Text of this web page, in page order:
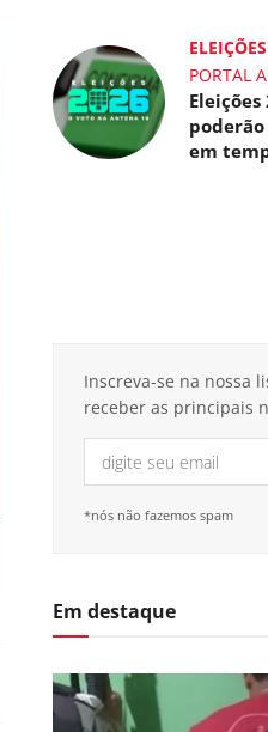
PORTAL
em
Inscreva-se na nossa
receber as principais
*nós não fazemos spam
Em destaque